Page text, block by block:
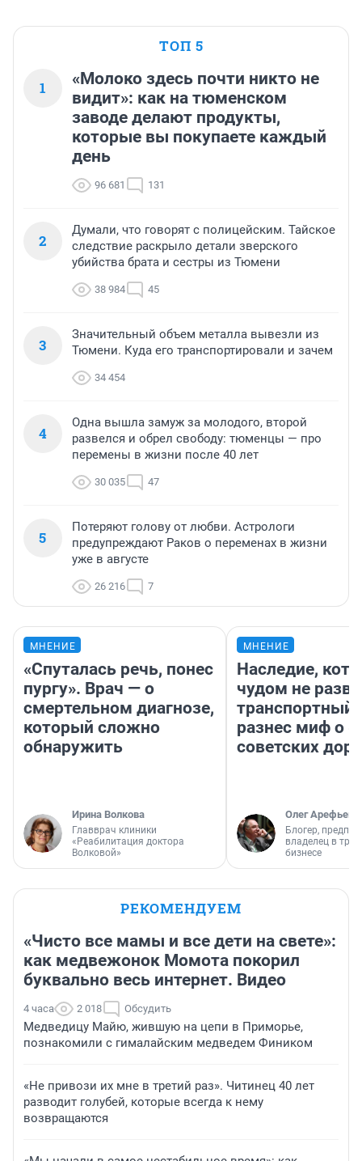
ТОП 5
1
«Молоко здесь почти никто не
видит»: как на тюменском
заводе делают продукты,
которые вы покупаете каждый
день
96 681 131
2
Думали, что говорят с полицейским. Тайское
следствие раскрыло детали зверского
убийства брата и сестры из Тюмени
38 984 45
3
Значительный объем металла вывезли из
Тюмени. Куда его транспортировали и зачем
34 454
4
Одна вышла замуж за молодого, второй
развелся и обрел свободу: тюменцы — про
перемены в жизни после 40 лет
30 035 47
5
Потеряют голову от любви. Астрологи
предупреждают Раков о переменах в жизни
уже в августе
26 216 7
МНЕНИЕ
«Спуталась речь, понес
пургу». Врач — о
смертельном диагнозе,
который сложно
обнаружить
Ирина Волкова
Главврач клиники
«Реабилитация доктора
Волковой»
МНЕНИЕ
Наследие,
чудом не
транспортный
разнес миф о
советских
Олег Арефьев
Блогер,
владелец в
бизнесе
РЕКОМЕНДУЕМ
«Чисто все мамы и все дети на свете»:
как медвежонок Момота покорил
буквально весь интернет. Видео
4 часа 2 018 Обсудить
Медведицу Майю, жившую на цепи в Приморье,
познакомили с гималайским медведем Фиником
«Не привози их мне в третий раз». Читинец 40 лет
разводит голубей, которые всегда к нему
возвращаются